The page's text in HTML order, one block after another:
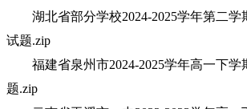
湖北省部分学校2024-2025学年第二学
试题.zip
福建省泉州市2024-2025学年高一下学
题.zip